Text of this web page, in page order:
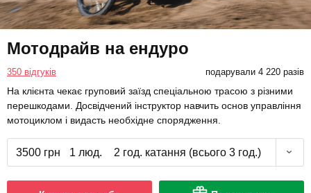
Мотодрайв на ендуро
350 відгуків подарували 4 220 разів
На клієнта чекає груповий заїзд спеціальною трасою з різними
перешкодами. Досвідчений інструктор навчить основ управління
мотоциклом і видасть необхідне спорядження.
3500 грн 1 люд. 2 год. катання (всього 3 год.)